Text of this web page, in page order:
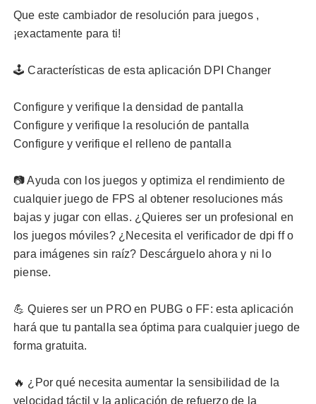
Que este cambiador de resolución para juegos ,
¡exactamente para ti!
🕹️ Características de estaaplicación DPI Changer
Configure y verifique la densidad de pantalla
Configure y verifique la resolución de pantalla
Configure y verifique el relleno de pantalla
📷 Ayuda con los juegos y optimiza el rendimiento de
cualquier juego de FPS al obtener resoluciones más
bajas y jugar con ellas. ¿Quieres ser un profesional en
los juegos móviles? ¿Necesita el verificador de dpi ff o
para imágenes sin raíz? Descárguelo ahora y ni lo
piense.
💪 Quieres ser un PRO en PUBG o FF: esta aplicación
hará que tu pantalla sea óptima para cualquier juego de
forma gratuita.
🔥 ¿Por qué necesita aumentar la sensibilidad de la
velocidad táctil y laaplicación de refuerzo de la